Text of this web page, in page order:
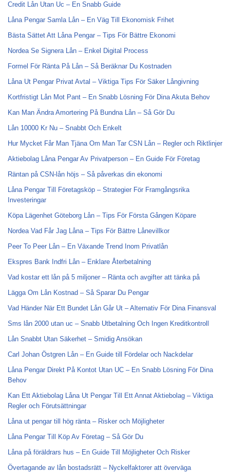
Credit Lån Utan Uc – En Snabb Guide
Låna Pengar Samla Lån – En Väg Till Ekonomisk Frihet
Bästa Sättet Att Låna Pengar – Tips För Bättre Ekonomi
Nordea Se Signera Lån – Enkel Digital Process
Formel För Ränta På Lån – Så Beräknar Du Kostnaden
Låna Ut Pengar Privat Avtal – Viktiga Tips För Säker Långivning
Kortfristigt Lån Mot Pant – En Snabb Lösning För Dina Akuta Behov
Kan Man Ändra Amortering På Bundna Lån – Så Gör Du
Lån 10000 Kr Nu – Snabbt Och Enkelt
Hur Mycket Får Man Tjäna Om Man Tar CSN Lån – Regler och Riktlinjer
Aktiebolag Låna Pengar Av Privatperson – En Guide För Företag
Räntan på CSN-lån höjs – Så påverkas din ekonomi
Låna Pengar Till Företagsköp – Strategier För Framgångsrika
Investeringar
Köpa Lägenhet Göteborg Lån – Tips För Första Gången Köpare
Nordea Vad Får Jag Låna – Tips För Bättre Lånevillkor
Peer To Peer Lån – En Växande Trend Inom Privatlån
Ekspres Bank Indfri Lån – Enklare Återbetalning
Vad kostar ett lån på 5 miljoner – Ränta och avgifter att tänka på
Lägga Om Lån Kostnad – Så Sparar Du Pengar
Vad Händer När Ett Bundet Lån Går Ut – Alternativ För Dina Finansval
Sms lån 2000 utan uc – Snabb Utbetalning Och Ingen Kreditkontroll
Lån Snabbt Utan Säkerhet – Smidig Ansökan
Carl Johan Östgren Lån – En Guide till Fördelar och Nackdelar
Låna Pengar Direkt På Kontot Utan UC – En Snabb Lösning För Dina
Behov
Kan Ett Aktiebolag Låna Ut Pengar Till Ett Annat Aktiebolag – Viktiga
Regler och Förutsättningar
Låna ut pengar till hög ränta – Risker och Möjligheter
Låna Pengar Till Köp Av Företag – Så Gör Du
Låna på föräldrars hus – En Guide Till Möjligheter Och Risker
Övertagande av lån bostadsrätt – Nyckelfaktorer att överväga